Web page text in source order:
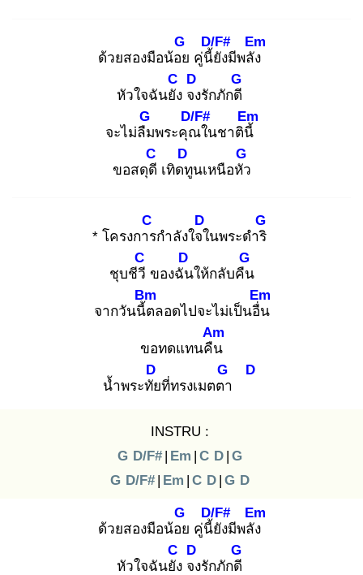
ด้วยสองมือน้อย
G
คู่นี้ยั
D/F#
งมีพลัง
Em
หัวใจฉันยัง
C
จง
D
รักภักดี
G
จะไม่ลืม
G
พระคุณ
D/F#
ในชาตินี้
Em
ขอสดุดี
C
เทิดทู
D
นเหนือหัว
G
* โครงการ
C
กำลังใจใ
D
นพระดำริ
G
ชุบชีวี
C
ของฉัน
D
ให้กลับคืน
G
จากวันนี้ต
Bm
ลอดไปจะไม่เป็นอื่น
Em
ขอทดแทนคืน
Am
น้ำพระทัย
D
ที่ทรงเมตตา
G D
INSTRU :
G D/F# | Em | C D | G
G D/F# | Em | C D | G D
ด้วยสองมือน้อย
G
คู่นี้ยั
D/F#
งมีพลัง
Em
หัวใจฉันยัง
C
จง
D
รักภักดี
G